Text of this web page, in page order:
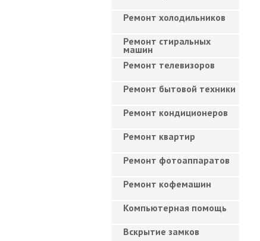
Ремонт холодильников
Ремонт стиральных
машин
Ремонт телевизоров
Ремонт бытовой техники
Ремонт кондиционеров
Ремонт квартир
Ремонт фотоаппаратов
Ремонт кофемашин
Компьютерная помощь
Вскрытие замков